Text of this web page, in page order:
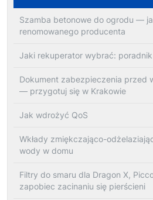
Szamba betonowe do ogrodu —
renomowanego producenta
Jaki rekuperator wybrać:
Dokument zabezpieczenia przed
— przygotuj się w Krakowie
Jak wdrożyć QoS
Wkłady zmiękczająco-
wody w domu
Filtry do smaru dla Dragon X,
zapobiec zacinaniu się pierścieni